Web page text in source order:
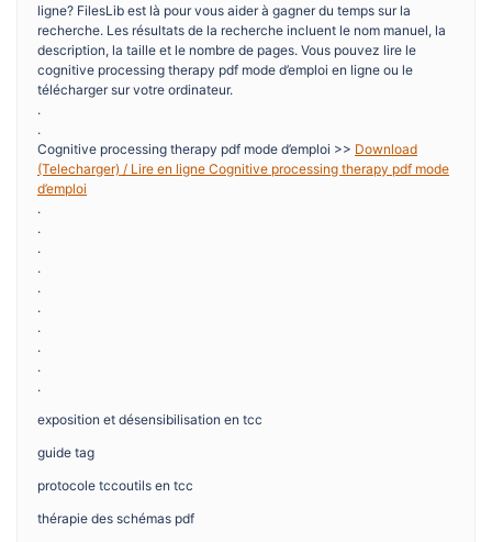
ligne? FilesLib est là pour vous aider à gagner du temps sur la
recherche. Les résultats de la recherche incluent le nom manuel, la
description, la taille et le nombre de pages. Vous pouvez lire le
cognitive processing therapy pdf mode d’emploi en ligne ou le
télécharger sur votre ordinateur.
.
.
Cognitive processing therapy pdf mode d’emploi >> Download
(Telecharger) / Lire en ligne Cognitive processing therapy pdf mode
d’emploi
.
.
.
.
.
.
.
.
.
.
exposition et désensibilisation en tcc
guide tag
protocole tccoutils en tcc
thérapie des schémas pdf